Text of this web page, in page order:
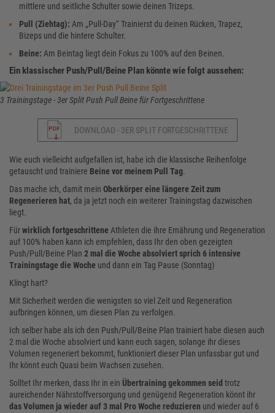
mittlere und seitliche Schulter sowie deinen Trizeps.
Pull (Ziehtag): Am „Pull-Day“ Trainierst du deinen Rücken, Trapez,
Bizeps und die hintere Schulter.
Beine: Am Beintag liegt dein Fokus zu 100% auf den Beinen.
Ein klassischer Push/Pull/Beine Plan könnte wie folgt aussehen:
3 Trainingstage - 3er Split Push Pull Beine für Fortgeschrittene
DOWNLOAD - 3ER SPLIT FORTGESCHRITTENE
Wie euch vielleicht aufgefallen ist, habe ich die klassische Reihenfolge
getauscht und trainiere Beine vor meinem Pull Tag.
Das mache ich, damit mein Oberkörper eine längere Zeit zum
Regenerieren hat, da ja jetzt noch ein weiterer Trainingstag dazwischen
liegt.
Fürwirklich fortgeschrittene Athleten die ihre Ernährung und Regeneration
auf 100% haben kann ich empfehlen, dass Ihr den oben gezeigten
Push/Pull/Beine Plan 2 mal die Woche absolviert sprich 6 intensive
Trainingstage die Woche und dann ein Tag Pause (Sonntag)
Klingt hart?
Mit Sicherheit werden die wenigsten so viel Zeit und Regeneration
aufbringen können, um diesen Plan zu verfolgen.
Ich selber habe als ich den Push/Pull/Beine Plan trainiert habe diesen auch
2 mal die Woche absolviert und kann euch sagen, solange ihr dieses
Volumen regeneriert bekommt, funktioniert dieser Plan unfassbar gut und
Ihr könnt euch Quasi beim Wachsen zusehen.
Solltet Ihr merken, dass Ihr in ein Übertraining gekommen seid trotz
aureichender Nährstoffversorgung und genügend Regeneration könnt ihr
das Volumen ja wieder auf 3 mal Pro Woche reduzieren und wieder auf 6